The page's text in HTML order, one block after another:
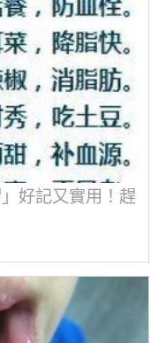
好記又實用！趕